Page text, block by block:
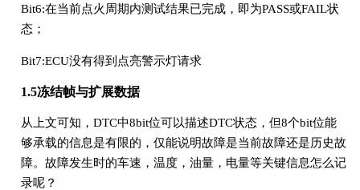
Bit6:在当前点火周期内测试结果已完成，即为PASS或FAIL状
态；
Bit7:ECU没有得到点亮警示灯请求
1.5冻结帧与扩展数据
从上文可知，DTC中8bit位可以描述DTC状态，但8个bit位能
够承载的信息是有限的，仅能说明故障是当前故障还是历史故
障。故障发生时的车速，温度，油量，电量等关键信息怎么记
录呢？